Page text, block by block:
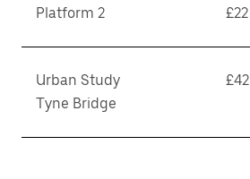
Platform 2 £22
Urban Study
Tyne Bridge
£42